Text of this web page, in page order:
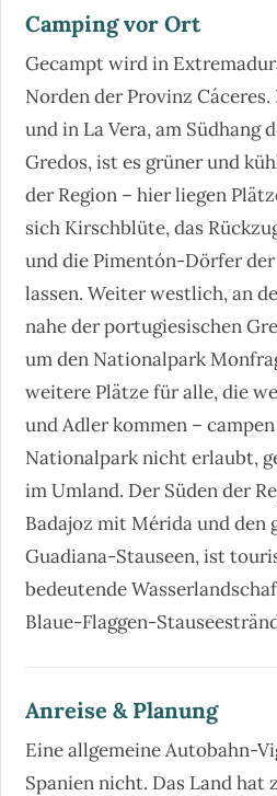
Camping vor Ort
Gecampt wird in
Norden der Provinz
und in La Vera, am Südhang
Gredos, ist es grüner und
der Region – hier liegen
sich Kirschblüte, das
und die Pimentón-Dörfer
lassen. Weiter westlich, an
nahe der portugiesischen
um den Nationalpark
weitere Plätze für alle, die
und Adler kommen –
Nationalpark nicht erlaubt,
im Umland. Der Süden der
Badajoz mit Mérida und den
Guadiana-Stauseen, ist
bedeutende
Blaue-Flaggen-
Anreise & Planung
Eine allgemeine Autobahn-
Spanien nicht. Das Land hat